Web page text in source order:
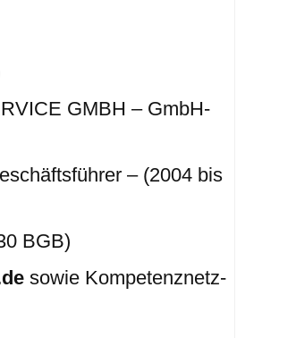
GMBH – GmbH-
– (2004 bis
BGB)
sowie Kompetenznetz-